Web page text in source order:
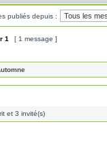
publiés depuis :
1 [ 1 message ]
et 3 invité(s)